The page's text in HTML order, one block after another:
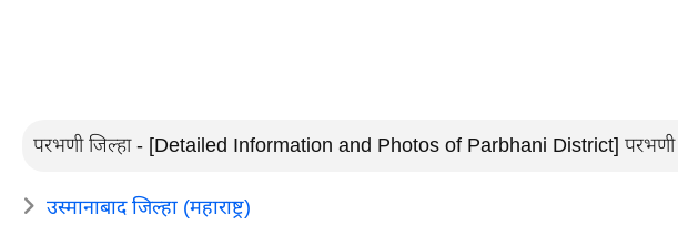
परभणी जिल्हा - [Detailed Information and Photos of Parbhani District] परभणी
उस्मानाबाद जिल्हा (महाराष्ट्र)